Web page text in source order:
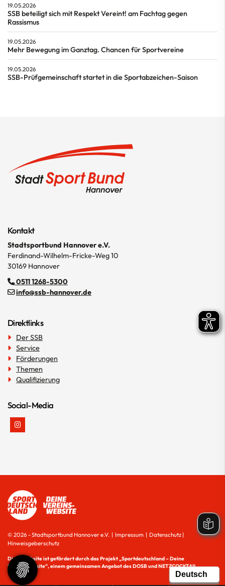
19.05.2026
SSB beteiligt sich mit Respekt Vereint! am Fachtag gegen
Rassismus
19.05.2026
Mehr Bewegung im Ganztag. Chancen für Sportvereine
19.05.2026
SSB-Prüfgemeinschaft startet in die Sportabzeichen-Saison
Kontakt
Stadtsportbund Hannover e.V.
Ferdinand-Wilhelm-Fricke-Weg 10
30169 Hannover
0511 1268-5300
info@ssb-hannover.de
Direktlinks
Der SSB
Service
Förderungen
Themen
Qualifizierung
Social-Media
© 2026 - Stadtsportbund Hannover e.V. | Impressum | Datenschutz |
Hinweisgeberschutz
Diese Website ist gefördert durch das Projekt„Sportdeutschland – Deine
Vereinswebsite”, einem gemeinsamen Angebot des DOSB und NETZCOCKTAIL.